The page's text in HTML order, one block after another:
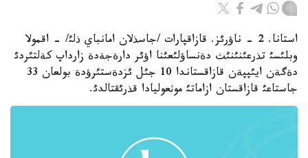
استانا. 2 - ناؤرئز. قازاقپارات /جاسذلان امانباي ذلئ/ - اقمولا
وبلئسئ تذرعئنئنئث دةنساؤلئعئنا اؤئر دارةجةدة زارداپ كةلتئردئ
دةگةن ايئپپةن قازاقستاندا 10 جئل ئزدةستئرؤدة بولعان 33
جاستاعئ قازاقستان ازاماتئ موثعوليادا قذرئقتالدئ.